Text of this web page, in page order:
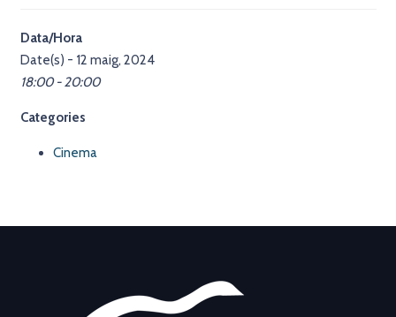
Data/Hora
Date(s) - 12 maig, 2024
18:00 - 20:00
Categories
Cinema